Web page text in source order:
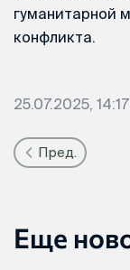
гуманитарной
конфликта.
25.07.2025, 14:17
Пред.
Еще